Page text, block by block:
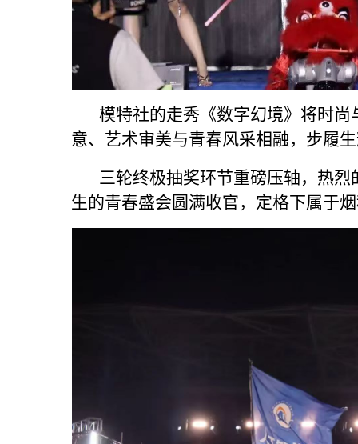
模特社的走秀《数字幻境》将时尚
意、艺术审美与青春风采相融，步履
三轮终极抽奖环节重磅压轴，热烈
生的青春盛会圆满收官，定格下属于